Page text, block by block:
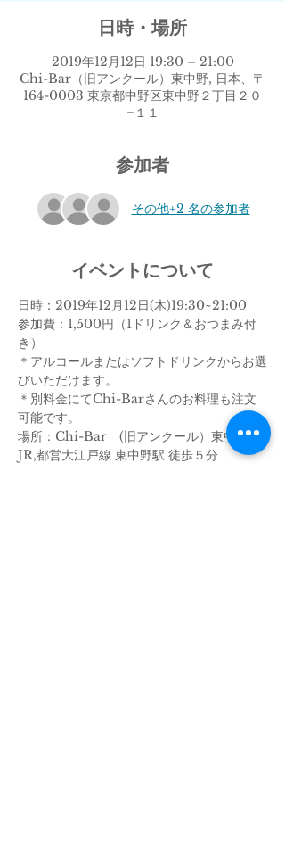
日時・場所
2019年12月12日 19:30 – 21:00
Chi-Bar（旧アンクール）東中野, 日本、〒
164-0003 東京都中野区東中野２丁目２０
−１１
参加者
その他+2 名の参加者
イベントについて
日時：2019年12月12日(木)19:30~21:00
参加費：1,500円（1ドリンク＆おつまみ付
き）
＊アルコールまたはソフトドリンクからお選
びいただけます。
＊別料金にてChi-Barさんのお料理も注文
可能です。
場所：Chi-Bar　(旧アンクール）東中野
JR,都営大江戸線 東中野駅 徒歩５分